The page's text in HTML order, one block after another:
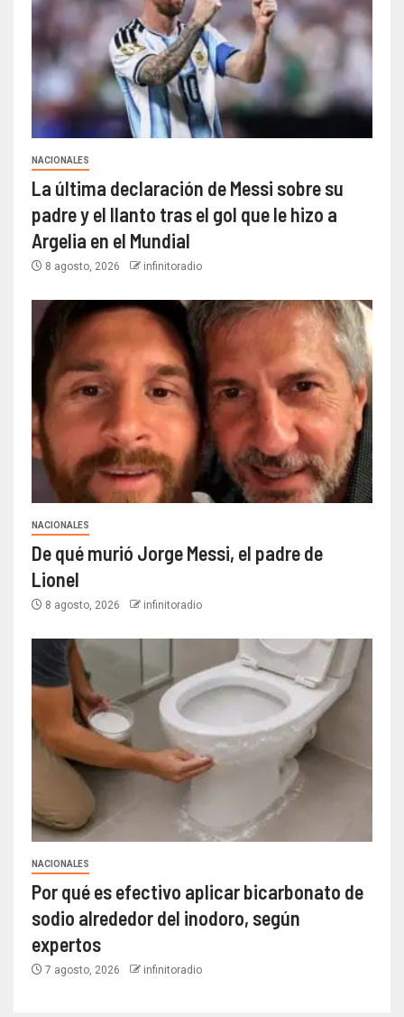
NACIONALES
La última declaración de Messi sobre su
padre y el llanto tras el gol que le hizo a
Argelia en el Mundial
8 agosto, 2026 infinitoradio
NACIONALES
De qué murió Jorge Messi, el padre de
Lionel
8 agosto, 2026 infinitoradio
NACIONALES
Por qué es efectivo aplicar bicarbonato de
sodio alrededor del inodoro, según
expertos
7 agosto, 2026 infinitoradio